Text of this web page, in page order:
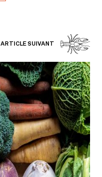
ARTICLE SUIVANT